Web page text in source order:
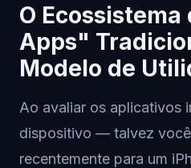
O
Apps"
Modelo de
Ao avaliar os aplicativos
dispositivo — talvez
recentemente para um